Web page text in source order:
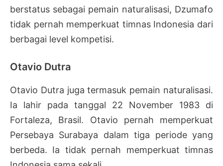
berstatus sebagai pemain naturalisasi, Dzumafo
tidak pernah memperkuat timnas Indonesia dari
berbagai level kompetisi.
Otavio Dutra
Otavio Dutra juga termasuk pemain naturalisasi.
Ia lahir pada tanggal 22 November 1983 di
Fortaleza, Brasil. Otavio pernah memperkuat
Persebaya Surabaya dalam tiga periode yang
berbeda. Ia tidak pernah memperkuat timnas